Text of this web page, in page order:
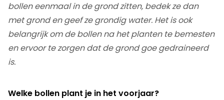
bollen eenmaal in de grond zitten, bedek ze dan
met grond en geef ze grondig water. Het is ook
belangrijk om de bollen na het planten te bemesten
en ervoor te zorgen dat de grond goe gedraineerd
is.
Welke bollen plant je in het voorjaar?